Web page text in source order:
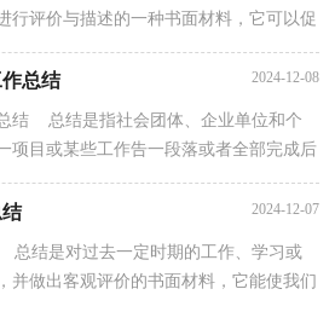
行评价与描述的一种书面材料，它可以促
总结 2024-12-08
结 总结是指社会团体、企业单位和个
项目或某些工作告一段落或者全部完成后
从而肯定成绩，得到经...
2024-12-07
结是对过去一定时期的工作、学习或
并做出客观评价的书面材料，它能使我们